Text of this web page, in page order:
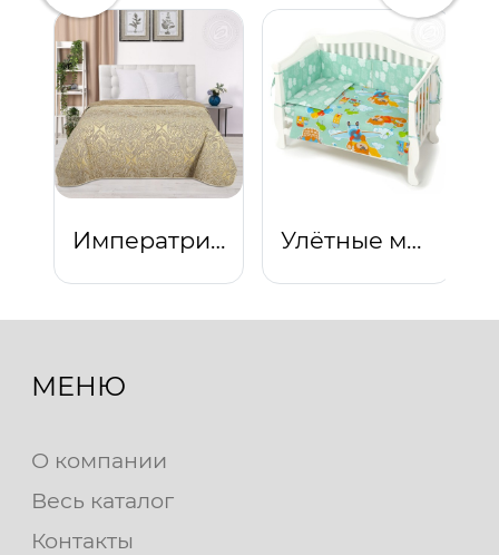
Императрица Улётные мишки
МЕНЮ
О компании
Весь каталог
Контакты